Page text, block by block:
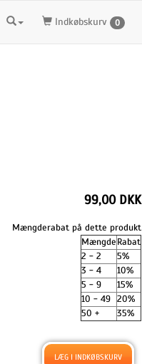
Indkøbskurv 0
99,00 DKK
Mængderabat på dette produkt
MængdeRabat
2 - 2
5%
3 - 4
10%
5 - 9
15%
10 - 49 20%
50 +
35%